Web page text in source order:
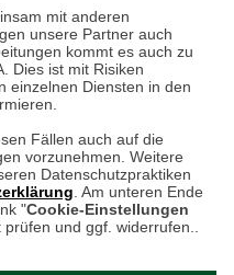
mit anderen
unsere Partner auch
kommt es auch zu
Dies ist mit Risiken
einzelnen Diensten in den
Fällen auch auf die
vorzunehmen. Weitere
Datenschutzpraktiken
. Am unteren Ende
"Cookie-Einstellungen
und ggf. widerrufen..
Entsorgung
Hinweisgeber-Schutzgesetz
Website
Cookies!
unseren Online-Shop